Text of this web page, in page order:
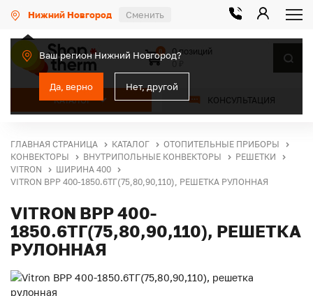
Нижний Новгород Сменить
Ваш регион Нижний Новгород?
Да, верно Нет, другой
КАТАЛОГ КОНСУЛЬТАЦИЯ
0
0 позиций
ГЛАВНАЯ СТРАНИЦА КАТАЛОГ
ОТОПИТЕЛЬНЫЕ ПРИБОРЫ
КОНВЕКТОРЫ
ВНУТРИПОЛЬНЫЕ КОНВЕКТОРЫ
РЕШЕТКИ
VITRON
ШИРИНА 400
VITRON ВРР 400-1850.6ТГ(75,80,90,110), РЕШЕТКА РУЛОННАЯ
VITRON ВРР 400-
1850.6ТГ(75,80,90,110), РЕШЕТКА
РУЛОННАЯ